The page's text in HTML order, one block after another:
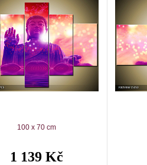
100 x 70 cm
1 139 Kč